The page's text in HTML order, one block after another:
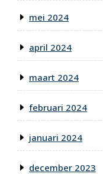
mei 2024
april 2024
maart 2024
februari 2024
januari 2024
december 2023